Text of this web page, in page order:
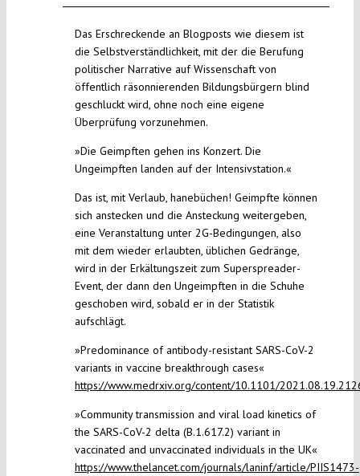
Das Erschreckende an Blogposts wie diesem ist
die Selbstverständlichkeit, mit der die Berufung
politischer Narrative auf Wissenschaft von
öffentlich räsonnierenden Bildungsbürgern blind
geschluckt wird, ohne noch eine eigene
Überprüfung vorzunehmen.
»Die Geimpften gehen ins Konzert. Die
Ungeimpften landen auf der Intensivstation.«
Das ist, mit Verlaub, hanebüchen! Geimpfte können
sich anstecken und die Ansteckung weitergeben,
eine Veranstaltung unter 2G-Bedingungen, also
mit dem wieder erlaubten, üblichen Gedränge,
wird in der Erkältungszeit zum Superspreader-
Event, der dann den Ungeimpften in die Schuhe
geschoben wird, sobald er in der Statistik
aufschlägt.
»Predominance of antibody-resistant SARS-CoV-2
variants in vaccine breakthrough cases«
https://www.medrxiv.org/content/10.1101/
»Community transmission and viral load kinetics of
the SARS-CoV-2 delta (B.1.617.2) variant in
vaccinated and unvaccinated individuals in the UK«
https://www.thelancet.com/journals/laninf/article/PIIS1473-